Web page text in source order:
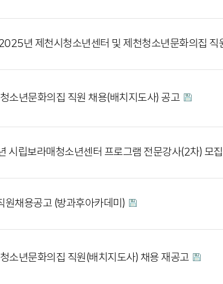
년 제천시청소년센터 및 제천청소년문화의집 직
소년문화의집 직원 채용(배치지도사) 공고
시립보라매청소년센터 프로그램 전문강사(2차) 모
원채용공고 (방과후아카데미)
소년문화의집 직원(배치지도사) 채용 재공고